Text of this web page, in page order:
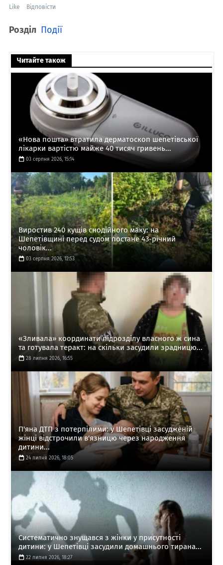
Like Відповісти
Розділ Події
Читайте також
«Нова пошта» втратила дерматоскоп шепетівської
лікарки вартістю майже 40 тисяч гривень...
03 серпня 2026, 15:14
Виростив 240 кущів снодійного маку: на
Шепетівщині перед судом постане 43-річний
чоловік...
03 серпня 2026, 12:53
«Зливала» координати підрозділу власного ж сина
та готувала теракт: на скільки засудили зрадницю...
28 липня 2026, 16:55
П'яна ДТП з потерпілими: у Шепетівці засудженій
жінці відстрочили в'язницю через народження
дитини...
24 липня 2026, 18:05
Систематично знущався з жінки у присутності
дитини: у Шепетівці засудили домашнього тирана...
22 липня 2026, 18:27